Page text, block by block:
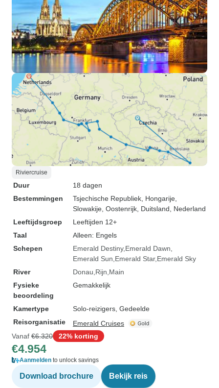
Riviercruise
Duur
18 dagen
Bestemmingen
Tsjechische Republiek , Hongarije
Slowakije , Oostenrijk , Duitsland , Nederland
Leeftijdsgroep
Leeftijden 12+
Taal
Alleen: Engels
Schepen
Emerald Destiny Emerald Dawn
Emerald Sun Emerald Star Emerald Sky
River
Donau Rijn Main
Fysieke
beoordeling
Gemakkelijk
Kamertype
Solo-reizigers, Gedeelde
Reisorganisatie
Emerald Cruises
Vanaf €6.320 22% korting
€4.954
Aanmelden to unlock savings
Download brochure Bekijk reis